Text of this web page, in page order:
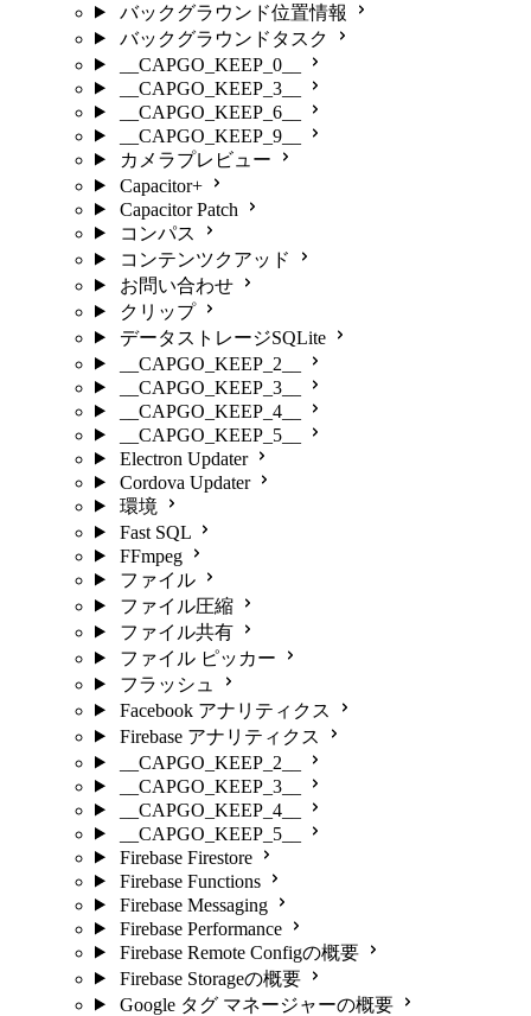
バックグラウンド位置情報
バックグラウンドタスク
__CAPGO_KEEP_0__
__CAPGO_KEEP_3__
__CAPGO_KEEP_6__
__CAPGO_KEEP_9__
カメラプレビュー
Capacitor+
Capacitor Patch
コンパス
コンテンツクアッド
お問い合わせ
クリップ
データストレージSQLite
__CAPGO_KEEP_2__
__CAPGO_KEEP_3__
__CAPGO_KEEP_4__
__CAPGO_KEEP_5__
Electron Updater
Cordova Updater
環境
Fast SQL
FFmpeg
ファイル
ファイル圧縮
ファイル共有
ファイル ピッカー
フラッシュ
Facebook アナリティクス
Firebase アナリティクス
__CAPGO_KEEP_2__
__CAPGO_KEEP_3__
__CAPGO_KEEP_4__
__CAPGO_KEEP_5__
Firebase Firestore
Firebase Functions
Firebase Messaging
Firebase Performance
Firebase Remote Configの概要
Firebase Storageの概要
Google タグ マネージャーの概要